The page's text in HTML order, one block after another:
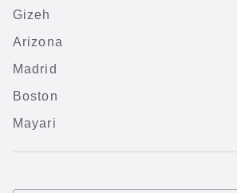
Gizeh
Arizona
Madrid
Boston
Mayari